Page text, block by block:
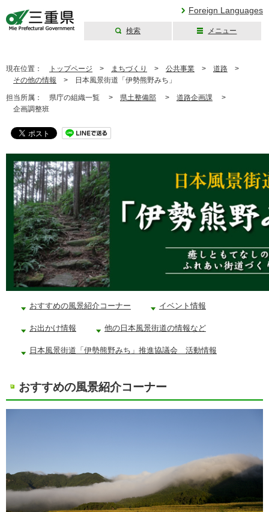
Foreign Languages
検索 メニュー
現在位置： トップページ > まちづくり > 公共事業 > 道路 >
その他の情報 > 日本風景街道「伊勢熊野みち」
担当所属： 県庁の組織一覧 > 県土整備部 > 道路企画課 >
企画調整班
おすすめの風景紹介コーナー イベント情報
お出かけ情報 他の日本風景街道の情報など
日本風景街道「伊勢熊野みち」推進協議会 活動情報
おすすめの風景紹介コーナー